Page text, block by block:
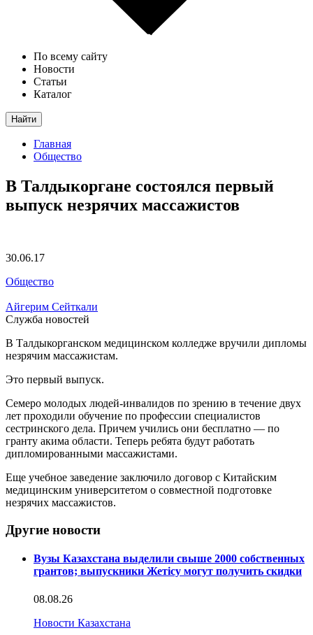
По всему сайту
Новости
Статьи
Каталог
Найти
Главная
Общество
В Талдыкоргане состоялся первый
выпуск незрячих массажистов
30.06.17
Общество
Айгерим Сейткали
Служба новостей
В Талдыкорганском медицинском колледже вручили дипломы
незрячим массажистам.
Это первый выпуск.
Семеро молодых людей-инвалидов по зрению в течение двух
лет проходили обучение по профессии специалистов
сестринского дела. Причем учились они бесплатно — по
гранту акима области. Теперь ребята будут работать
дипломированными массажистами.
Еще учебное заведение заключило договор с Китайским
медицинским университетом о совместной подготовке
незрячих массажистов.
Другие новости
Вузы Казахстана выделили свыше 2000 собственных
грантов; выпускники Жетісу могут получить скидки
08.08.26
Новости Казахстана